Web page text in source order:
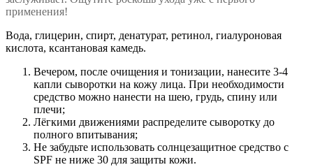
применения!
Вода, глицерин, спирт, денатурат, ретинол, гиалуроновая
кислота, ксантановая камедь.
Вечером, после очищения и тонизации, нанесите 3-4
капли сыворотки на кожу лица. При необходимости
средство можно нанести на шею, грудь, спину или
плечи;
Лёгкими движениями распределите сыворотку до
полного впитывания;
Не забудьте использовать солнцезащитное средство с
SPF не ниже 30 для защиты кожи.